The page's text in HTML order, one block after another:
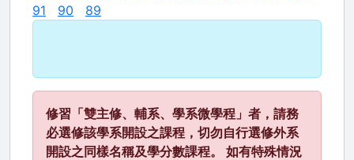
91
90 89
修習「雙主修、輔系、學系微學程」者，請務
必選修該學系開設之課程，切勿自行選修外系
開設之同樣名稱及學分數課程。 如有特殊情況